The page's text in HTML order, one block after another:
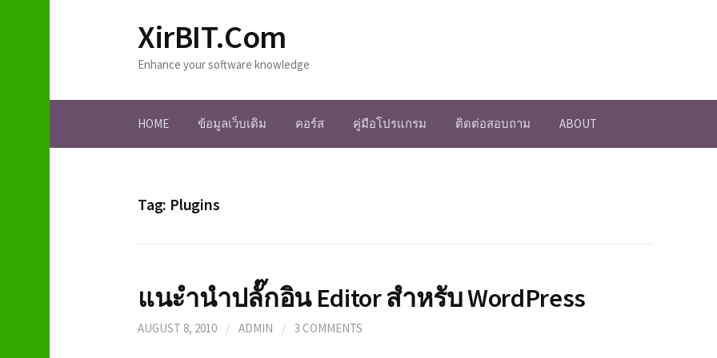
o
XirBIT.Com
Enhance your software knowledge
HOME ข้อมูลเว็บเดิม คอร์ส คู่มือโปรแกรม ติดต่อสอบถาม ABOUT
Tag: Plugins
แนะำนำปลั๊กอิน Editor สำหรับ WordPress
AUGUST 8, 2010 / ADMIN / 3 COMMENTS